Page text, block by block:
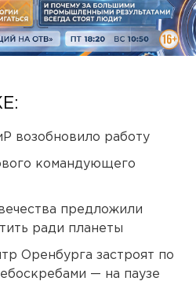
возобновило работу
командующего
предложили
ради планеты
Оренбурга застроят по
— на паузе